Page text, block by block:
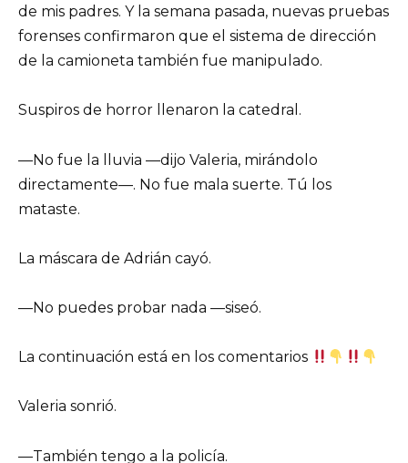
de mis padres. Y la semana pasada, nuevas pruebas
forenses confirmaron que el sistema de dirección
de la camioneta también fue manipulado.
Suspiros de horror llenaron la catedral.
—No fue la lluvia —dijo Valeria, mirándolo
directamente—. No fue mala suerte. Tú los
mataste.
La máscara de Adrián cayó.
—No puedes probar nada —siseó.
La continuación está en los comentarios
Valeria sonrió.
—También tengo a la policía.